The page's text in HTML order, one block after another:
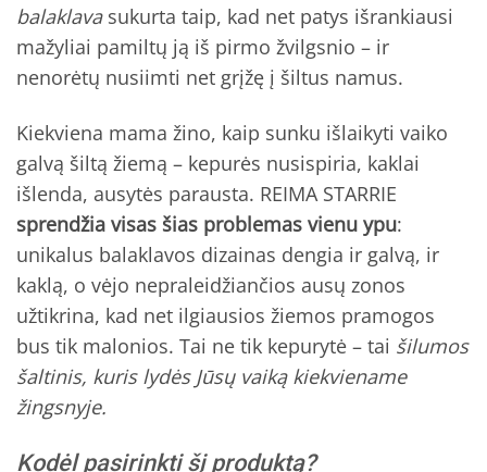
balaklavasukurta taip, kad net patys išrankiausi
mažyliai pamiltų ją iš pirmo žvilgsnio – ir
nenorėtų nusiimti net grįžę į šiltus namus.
Kiekviena mama žino, kaip sunku išlaikyti vaiko
galvą šiltą žiemą – kepurės nusispiria, kaklai
išlenda, ausytės parausta. REIMA STARRIE
sprendžia visas šias problemas vienu ypu:
unikalus balaklavos dizainas dengia ir galvą, ir
kaklą, o vėjo nepraleidžiančios ausų zonos
užtikrina, kad net ilgiausios žiemos pramogos
bus tik malonios. Tai ne tik kepurytė – tai šilumos
šaltinis, kuris lydės Jūsų vaiką kiekviename
žingsnyje.
Kodėl pasirinkti šį produktą?